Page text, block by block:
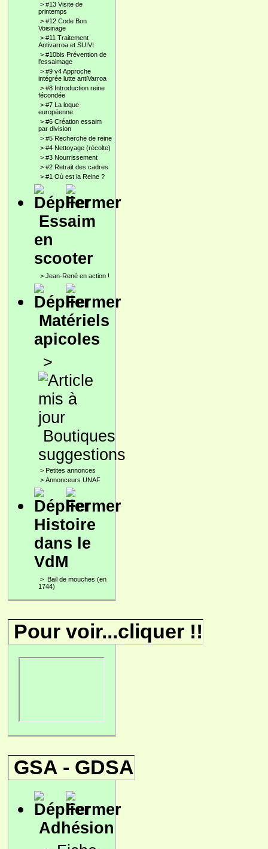
> #13 Visite de
printemps
> #12 Code Bon
Voisinage
> #11 Traitement
Antivarroa et SUIVI
> #10bis Prévention de
l'essaimage
> #9 v4 Approche
intégrée lutte antiVarroa
> #8 Introduction reine
fécondée
> #7 La loque
européenne
> #6 Création essaim
par division
> #5 Recherche de reine
> #4 Nettoyage (récolte)
> #3 Nourrissement
> #2 Retrait des cadres
> #1 Où est la Reine ?
Essaim
en
scooter
> Jean-René en action !
Matériels
apicoles
>
Boutiques
suggestions
> Petites annonces
> Annonceurs UNAF
Histoire
dans le
VdM
> Bail de mouches (en
1744)
Pour voir...cliquer !!
GSA - GDSA
Adhésion